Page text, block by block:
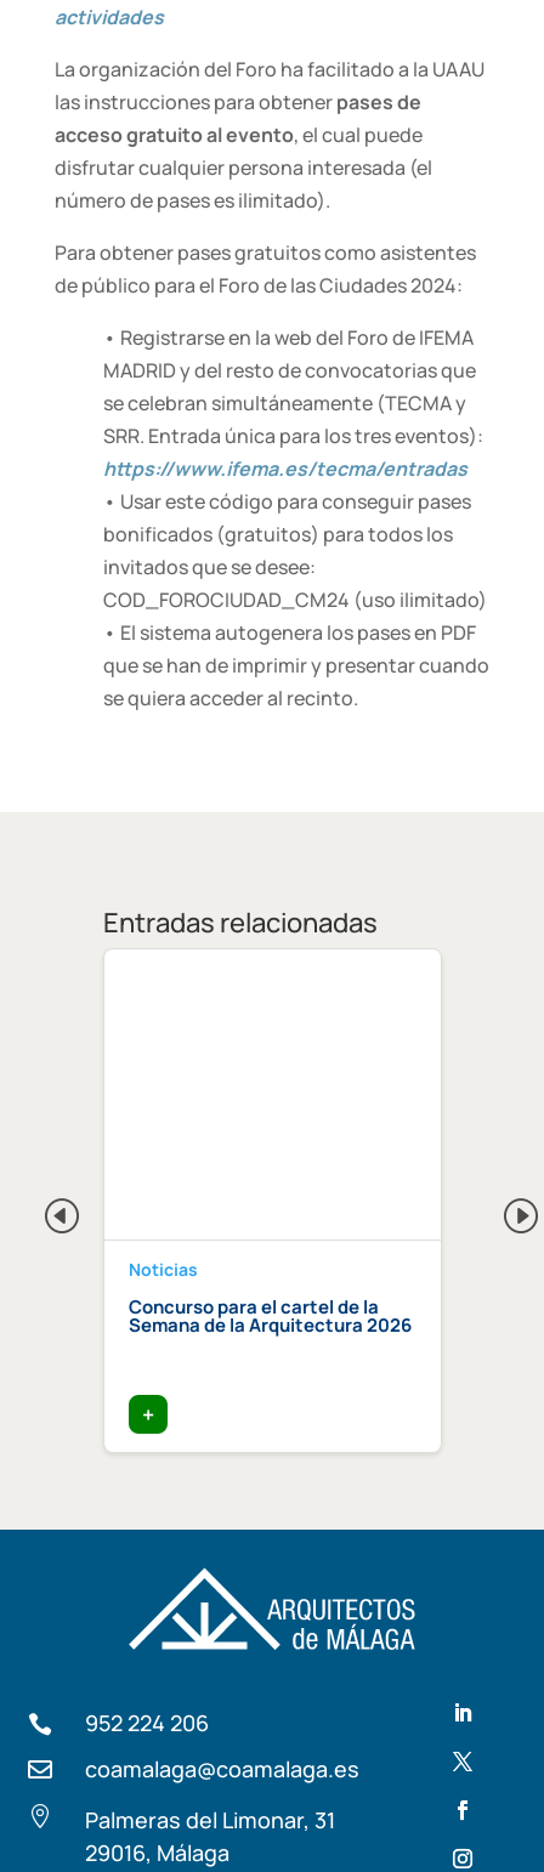
actividades
La organización del Foro ha facilitado a la UAAU
las instrucciones para obtenerpases de
acceso gratuito al evento, el cual puede
disfrutar cualquier persona interesada (el
número de pases es ilimitado).
Para obtener pases gratuitos como asistentes
de público para el Foro de las Ciudades 2024:
• Registrarse en la web del Foro de IFEMA
MADRID y del resto de convocatorias que
se celebran simultáneamente (TECMA y
SRR. Entrada única para los tres eventos):
https://www.ifema.es/tecma/entradas
• Usar este código para conseguir pases
bonificados (gratuitos) para todos los
invitados que se desee:
COD_FOROCIUDAD_CM24 (uso ilimitado)
• El sistema autogenera los pases en PDF
que se han de imprimir y presentar cuando
se quiera acceder al recinto.
Entradas relacionadas
Noticias
Concurso para el cartel de la
Semana de la Arquitectura 2026
+
 952 224 206
 coamalaga@coamalaga.es

Palmeras del Limonar, 31
29016, Málaga